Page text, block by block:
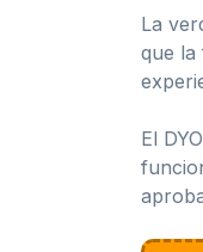
La
que la
El